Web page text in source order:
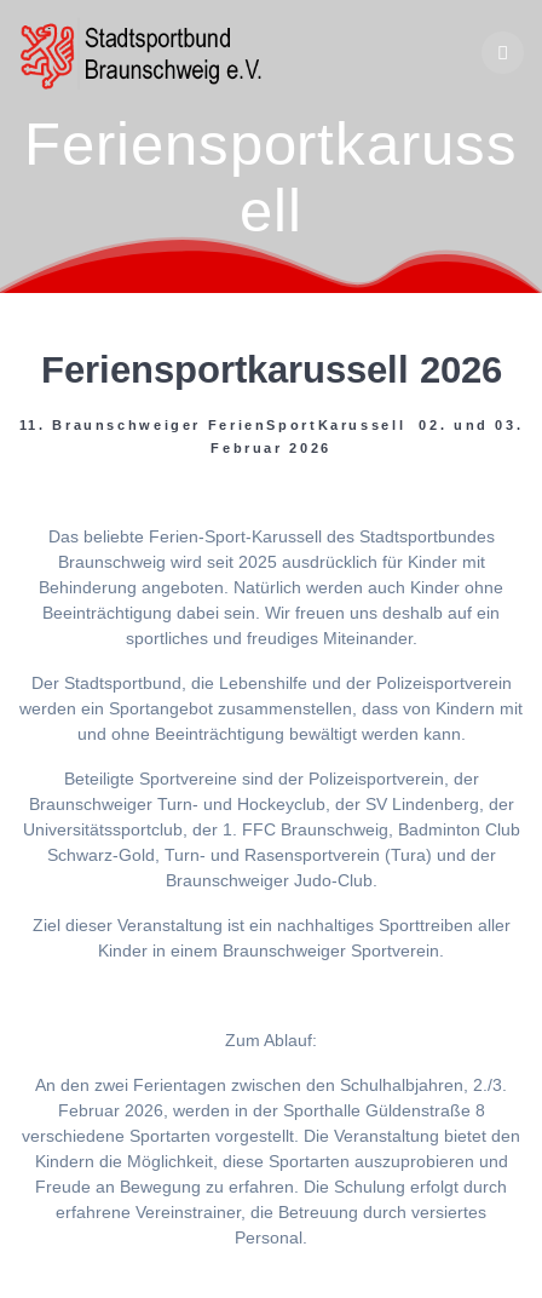
Feriensportkaruss
ell
Feriensportkarussell 2026
11. Braunschweiger FerienSportKarussell 02. und 03.
Februar 2026
Das beliebte Ferien-Sport-Karussell des Stadtsportbundes
Braunschweig wird seit 2025 ausdrücklich für Kinder mit
Behinderung angeboten. Natürlich werden auch Kinder ohne
Beeinträchtigung dabei sein. Wir freuen uns deshalb auf ein
sportliches und freudiges Miteinander.
Der Stadtsportbund, die Lebenshilfe und der Polizeisportverein
werden ein Sportangebot zusammenstellen, dass von Kindern mit
und ohne Beeinträchtigung bewältigt werden kann.
Beteiligte Sportvereine sind der Polizeisportverein, der
Braunschweiger Turn- und Hockeyclub, der SV Lindenberg, der
Universitätssportclub, der 1. FFC Braunschweig, Badminton Club
Schwarz-Gold, Turn- und Rasensportverein (Tura) und der
Braunschweiger Judo-Club.
Ziel dieser Veranstaltung ist ein nachhaltiges Sporttreiben aller
Kinder in einem Braunschweiger Sportverein.
Zum Ablauf:
An den zwei Ferientagen zwischen den Schulhalbjahren, 2./3.
Februar 2026, werden in der Sporthalle Güldenstraße 8
verschiedene Sportarten vorgestellt. Die Veranstaltung bietet den
Kindern die Möglichkeit, diese Sportarten auszuprobieren und
Freude an Bewegung zu erfahren. Die Schulung erfolgt durch
erfahrene Vereinstrainer, die Betreuung durch versiertes
Personal.